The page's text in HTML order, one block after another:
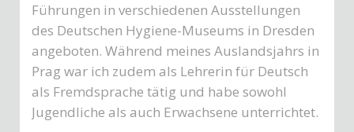
Führungen in verschiedenen Ausstellungen
des Deutschen Hygiene-Museums in Dresden
angeboten. Während meines Auslandsjahrs in
Prag war ich zudem als Lehrerin für Deutsch
als Fremdsprache tätig und habe sowohl
Jugendliche als auch Erwachsene unterrichtet.